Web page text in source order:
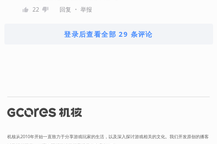
22 回复 ・ 举报
登录后查看全部 29 条评论
机核从2010年开始一直致力于分享游戏玩家的生活，以及深入探讨游戏相关的文化。我们开发原创的播客